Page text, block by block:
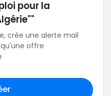
pour la
crée une alerte mail
offre